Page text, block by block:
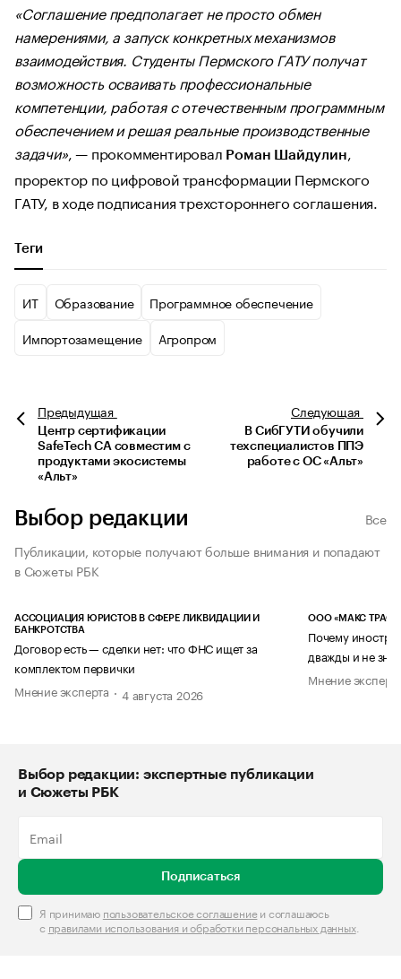
«Соглашение предполагает не просто обмен
намерениями, а запуск конкретных механизмов
взаимодействия. Студенты Пермского ГАТУ получат
возможность осваивать профессиональные
компетенции, работая с отечественным программным
обеспечением и решая реальные производственные
задачи», — прокомментировал Роман Шайдулин,
проректор по цифровой трансформации Пермского
ГАТУ, в ходе подписания трехстороннего соглашения.
Теги
ИТ Образование
Программное обеспечение
Импортозамещение
Агропром
Предыдущая
Центр сертификации
SafeTech CA совместим с
продуктами экосистемы
«Альт»
Следующая
В СибГУТИ обучили
техспециалистов ППЭ
работе с ОС «Альт»
Выбор редакции
Все
Публикации, которые получают больше внимания и попадают
в Сюжеты РБК
АССОЦИАЦИЯ ЮРИСТОВ В СФЕРЕ ЛИКВИДАЦИИ И
БАНКРОТСТВА
Договор есть — сделки нет: что ФНС ищет за
комплектом первички
Мнение эксперта
4 августа 2026
ООО «МАКС ТРАСТ»
Почему
дважды и не
Мнение
Выбор редакции: экспертные публикации
и Сюжеты РБК
Подписаться
Я принимаю пользовательское соглашениеи соглашаюсь
с правилами использования и обработки персональных данных.